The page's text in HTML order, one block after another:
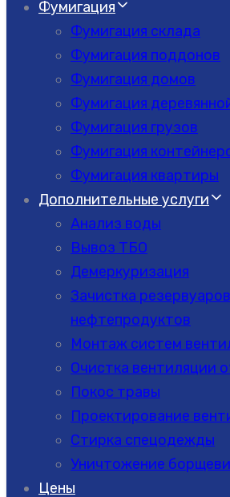
Фумигация
Фумигация склада
Фумигация поддонов
Фумигация домов
Фумигация
Фумигация грузов
Фумигация
Фумигация квартиры
Дополнительные услуги
Анализ воды
Вывоз ТБО
Демеркуризация
Зачистка
нефтепродуктов
Монтаж систем
Очистка вентиляции
Покос травы
Проектирование
Стирка спецодежды
Уничтожение
Цены